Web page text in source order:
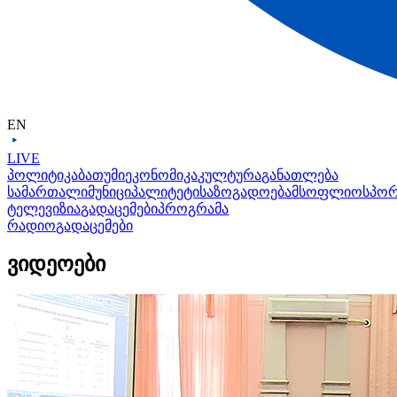
EN
LIVE
პოლიტიკაბათუმიეკონომიკაკულტურაგანათლება
სამართალიმუნიციპალიტეტისაზოგადოებამსოფლიო
ტელევიზიაგადაცემებიპროგრამა
რადიოგადაცემები
ვიდეოები